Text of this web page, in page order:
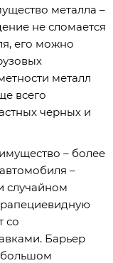
металла –
не сломается
его можно
металл
всего
черных и
– более
–
случайном
со
Барьер